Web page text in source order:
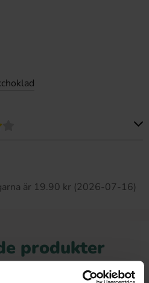
är 19.90 kr (2026-07-16)
produkter